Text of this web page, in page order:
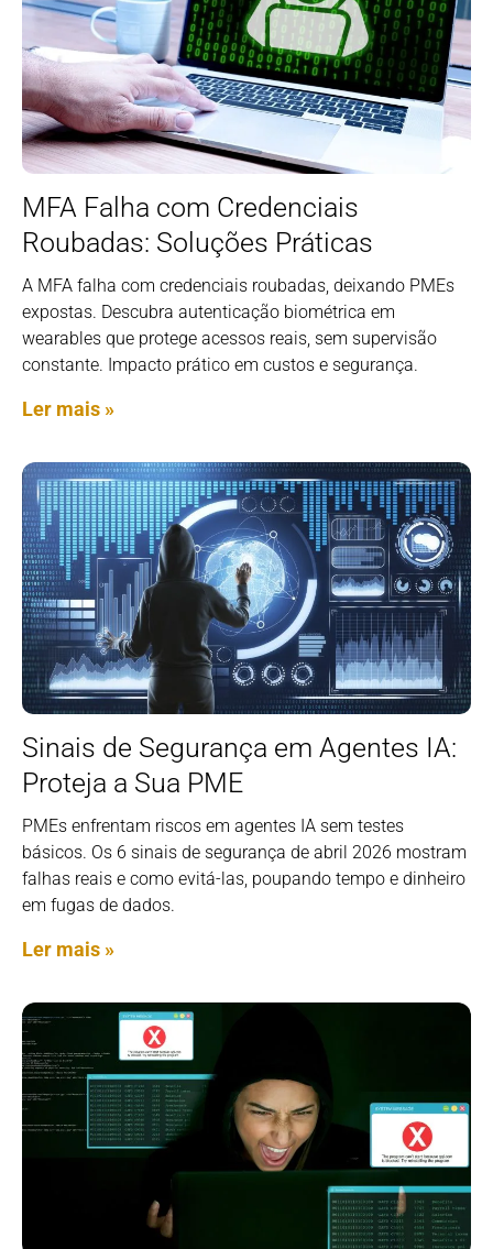
MFA Falha com Credenciais
Roubadas: Soluções Práticas
A MFA falha com credenciais roubadas, deixando PMEs
expostas. Descubra autenticação biométrica em
wearables que protege acessos reais, sem supervisão
constante. Impacto prático em custos e segurança.
Ler mais »
Sinais de Segurança em Agentes IA:
Proteja a Sua PME
PMEs enfrentam riscos em agentes IA sem testes
básicos. Os 6 sinais de segurança de abril 2026 mostram
falhas reais e como evitá-las, poupando tempo e dinheiro
em fugas de dados.
Ler mais »